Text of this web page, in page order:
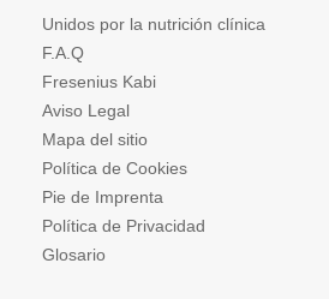
Unidos por la nutrición clínica
F.A.Q
Fresenius Kabi
Aviso Legal
Mapa del sitio
Política de Cookies
Pie de Imprenta
Política de Privacidad
Glosario